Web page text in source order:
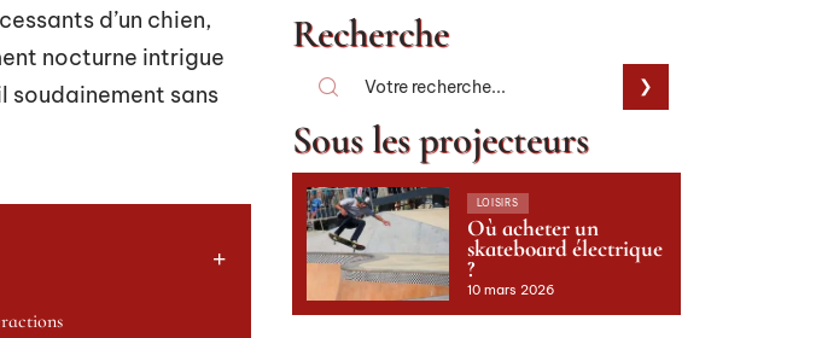
d’un chien,
nocturne intrigue
soudainement sans
Recherche
Sous les projecteurs
LOISIRS
Où acheter un
skateboard électrique
?
10 mars 2026